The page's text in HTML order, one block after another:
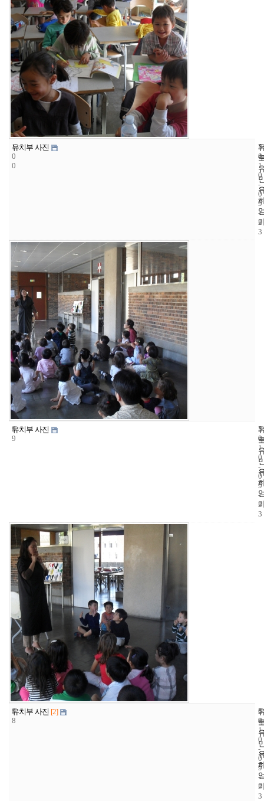
1
0
0
유치부 사진
5
4
2
0
1
0
-
0
9
-
2
3
9
9
유치부 사진
5
0
2
0
1
0
-
0
9
-
2
3
9
8
유치부 사진 [2]
6
8
2
0
1
0
-
0
9
-
2
3